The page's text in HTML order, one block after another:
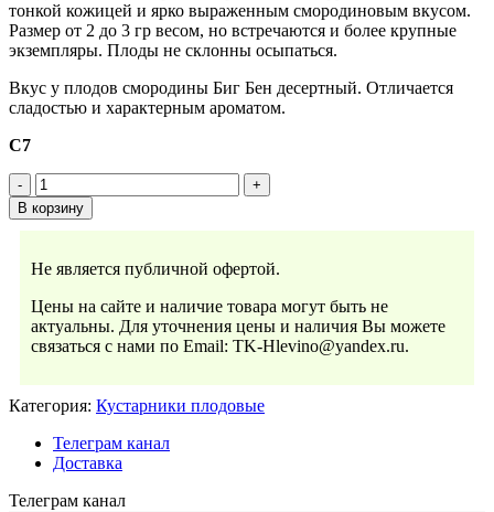
тонкой кожицей и ярко выраженным смородиновым вкусом.
Размер от 2 до 3 гр весом, но встречаются и более крупные
экземпляры. Плоды не склонны осыпаться.
Вкус у плодов смородины Биг Бен десертный. Отличается
сладостью и характерным ароматом.
С7
В корзину
Не является публичной офертой.
Цены на сайте и наличие товара могут быть не
актуальны. Для уточнения цены и наличия Вы можете
связаться с нами по Email: TK-Hlevino@yandex.ru.
Категория: Кустарники плодовые
Телеграм канал
Доставка
Телеграм канал